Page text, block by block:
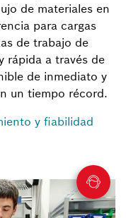
de materiales en
para cargas
de trabajo de
rápida a través de
de inmediato y
un tiempo récord.
y fiabilidad